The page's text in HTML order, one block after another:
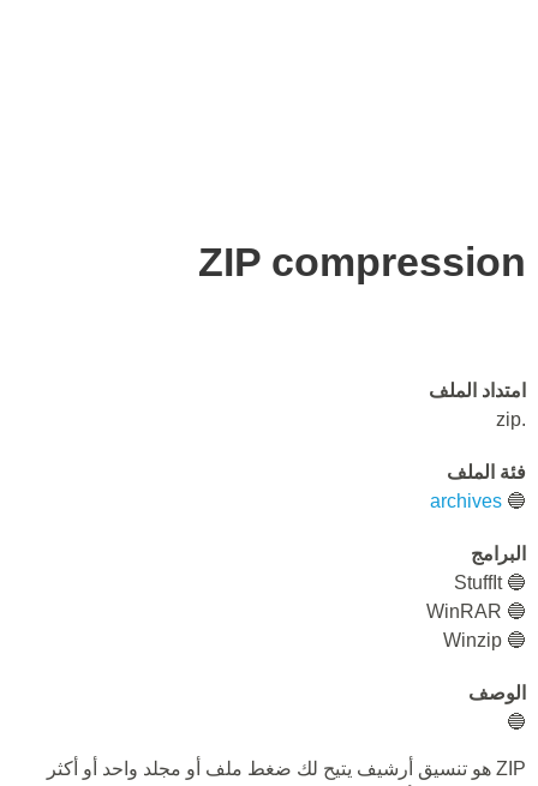
ZIP compression
امتداد الملف
.zip
فئة الملف
🔵
archives
البرامج
🔵 StuffIt
🔵 WinRAR
🔵 Winzip
الوصف
🔵
ZIP هو تنسيق أرشيف يتيح لك ضغط ملف أو مجلد واحد أو أكثر